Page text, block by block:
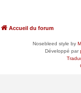
Accueil du forum
Nosebleed style by
Développé par